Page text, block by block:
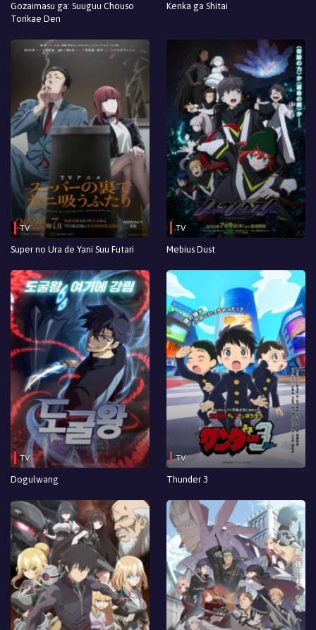
Gozaimasu ga: Suuguu Chouso
Torikae Den
Kenka ga Shitai
TV
Super no Ura de Yani Suu Futari
TV
Mebius Dust
TV
Dogulwang
TV
Thunder 3